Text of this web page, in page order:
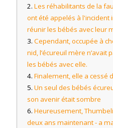
Les réhabilitants de la
ont été appelés à l'incident
réunir les bébés avec leur
Cependant, occupée à
nid, l’écureuil mère n’avait
les bébés avec elle.
Finalement, elle a cessé
Un seul des bébés
son avenir était sombre
Heureusement,
deux ans maintenant - a